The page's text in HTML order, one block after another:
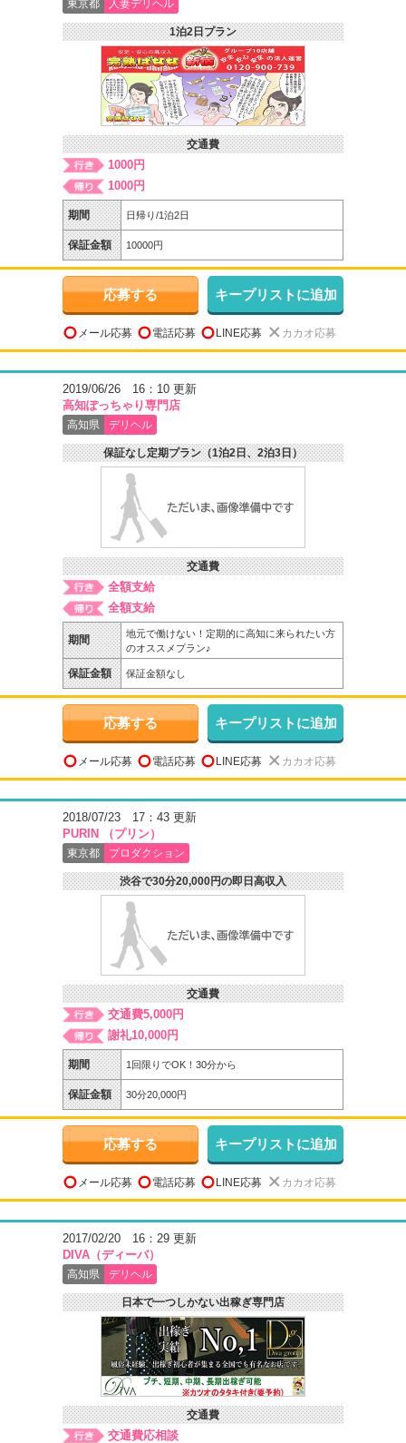
東京都 人妻デリヘル
1泊2日プラン
交通費
1000円
1000円
期間 日帰り/1泊2日
保証金額 10000円
応募する キープリストに追加
メール応募 電話応募 LINE応募 カカオ応募
2019/06/26 16：10 更新
高知ぽっちゃり専門店
高知県 デリヘル
保証なし定期プラン（1泊2日、2泊3日）
交通費
全額支給
全額支給
期間
地元で働けない！定期的に高知に来られたい方
のオススメプラン♪
保証金額 保証金額なし
応募する キープリストに追加
メール応募 電話応募 LINE応募 カカオ応募
2018/07/23 17：43 更新
PURIN （プリン）
東京都 プロダクション
渋谷で30分20,000円の即日高収入
交通費
交通費5,000円
謝礼10,000円
期間 1回限りでOK！30分から
保証金額 30分20,000円
応募する キープリストに追加
メール応募 電話応募 LINE応募 カカオ応募
2017/02/20 16：29 更新
DIVA（ディーバ）
高知県 デリヘル
日本で一つしかない出稼ぎ専門店
交通費
交通費応相談